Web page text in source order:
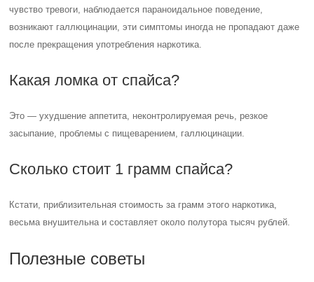
чувство тревоги, наблюдается параноидальное поведение,
возникают галлюцинации, эти симптомы иногда не пропадают даже
после прекращения употребления наркотика.
Какая ломка от спайса?
Это — ухудшение аппетита, неконтролируемая речь, резкое
засыпание, проблемы с пищеварением, галлюцинации.
Сколько стоит 1 грамм спайса?
Кстати, приблизительная стоимость за грамм этого наркотика,
весьма внушительна и составляет около полутора тысяч рублей.
Полезные советы